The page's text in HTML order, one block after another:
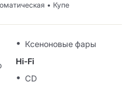
• Купе
Ксеноновые фары
Hi-Fi
CD